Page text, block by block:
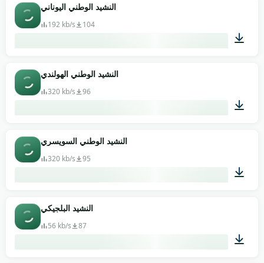
النشيد الوطني اليوناني
192 kb/s 104
النشيد الوطني الهولندي
320 kb/s 96
النشيد الوطني السويسري
320 kb/s 95
النشيد البلجيكي
56 kb/s 87